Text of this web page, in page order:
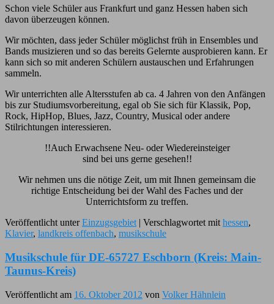
Schon viele Schüler aus Frankfurt und ganz Hessen haben sich
davon überzeugen können.
Wir möchten, dass jeder Schüler möglichst früh in Ensembles und
Bands musizieren und so das bereits Gelernte ausprobieren kann. Er
kann sich so mit anderen Schülern austauschen und Erfahrungen
sammeln.
Wir unterrichten alle Altersstufen ab ca. 4 Jahren von den Anfängen
bis zur Studiumsvorbereitung, egal ob Sie sich für Klassik, Pop,
Rock, HipHop, Blues, Jazz, Country, Musical oder andere
Stilrichtungen interessieren.
!!Auch Erwachsene Neu- oder Wiedereinsteiger
sind bei uns gerne gesehen!!
Wir nehmen uns die nötige Zeit, um mit Ihnen gemeinsam die
richtige Entscheidung bei der Wahl des Faches und der
Unterrichtsform zu treffen.
Veröffentlicht unter Einzugsgebiet | Verschlagwortet mit hessen,
Klavier, landkreis offenbach, musikschule
Musikschule für DE-65727 Eschborn (Kreis: Main-
Taunus-Kreis)
Veröffentlicht am 16. Oktober 2012 von Volker Hähnlein